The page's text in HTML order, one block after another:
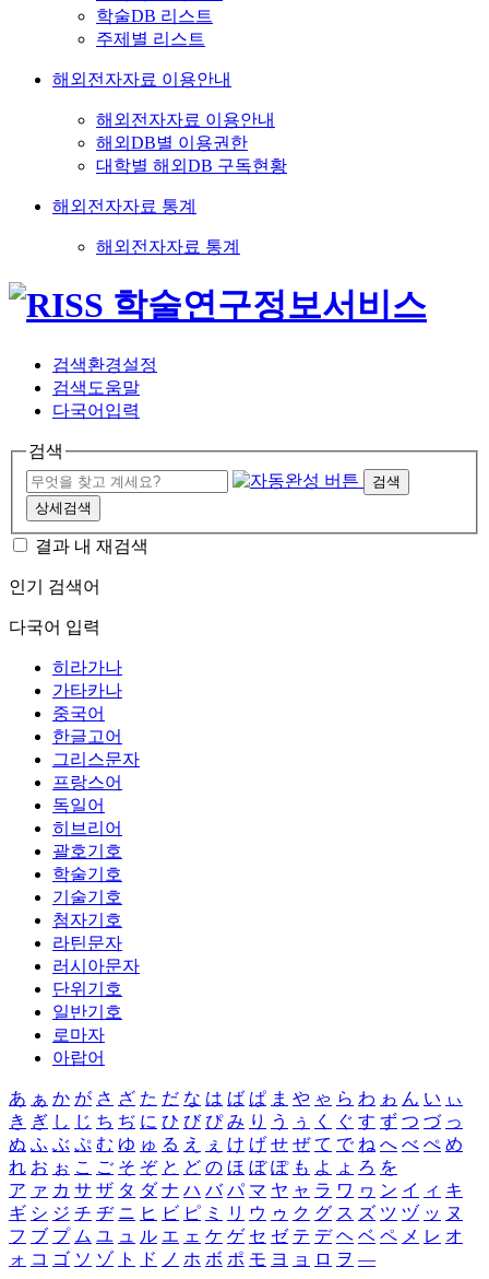
학술DB 리스트
주제별 리스트
해외전자자료 이용안내
해외전자자료 이용안내
해외DB별 이용권한
대학별 해외DB 구독현황
해외전자자료 통계
해외전자자료 통계
검색환경설정
검색도움말
다국어입력
검색
검색
상세검색
결과 내 재검색
인기 검색어
다국어 입력
히라가나
가타카나
중국어
한글고어
그리스문자
프랑스어
독일어
히브리어
괄호기호
학술기호
기술기호
첨자기호
라틴문자
러시아문자
단위기호
일반기호
로마자
아랍어
あ ぁ か が さ ざ た だ な は ば ぱ ま や ゃ ら わ ゎ ん い ぃ
き ぎ し じ ち ぢ に ひ び ぴ み り う ぅ く ぐ す ず つ づ っ
ぬ ふ ぶ ぷ む ゆ ゅ る え ぇ け げ せ ぜ て で ね へ べ ぺ め
れ お ぉ こ ご そ ぞ と ど の ほ ぼ ぽ も よ ょ ろ を
ア ァ カ サ ザ タ ダ ナ ハ バ パ マ ヤ ャ ラ ワ ヮ ン イ ィ キ
ギ シ ジ チ ヂ ニ ヒ ビ ピ ミ リ ウ ゥ ク グ ス ズ ツ ヅ ッ ヌ
フ ブ プ ム ユ ュ ル エ ェ ケ ゲ セ ゼ テ デ ヘ ベ ペ メ レ オ
ォ コ ゴ ソ ゾ ト ド ノ ホ ボ ポ モ ヨ ョ ロ ヲ ―